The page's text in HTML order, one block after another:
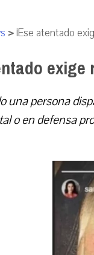
>¡Ese atentado
una persona
o en defensa